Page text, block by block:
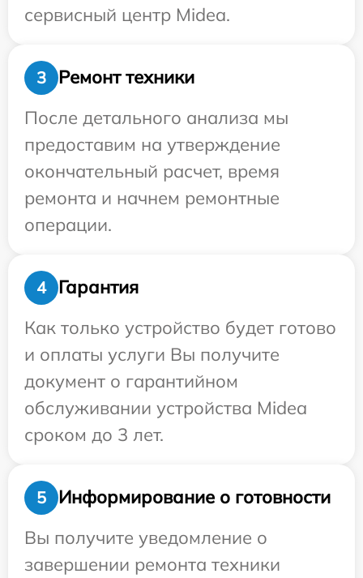
сервисный центр Midea.
3
Ремонт техники
После детального анализа мы
предоставим на утверждение
окончательный расчет, время
ремонта и начнем ремонтные
операции.
4
Гарантия
Как только устройство будет готово
и оплаты услуги Вы получите
документ о гарантийном
обслуживании устройства Midea
сроком до 3 лет.
5
Информирование о готовности
Вы получите уведомление о
завершении ремонта техники